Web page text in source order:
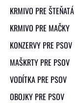
KRMIVO PRE ŠTEŇATÁ
KRMIVO PRE MAČKY
KONZERVY PRE PSOV
MAŠKRTY PRE PSOV
VODÍTKA PRE PSOV
OBOJKY PRE PSOV